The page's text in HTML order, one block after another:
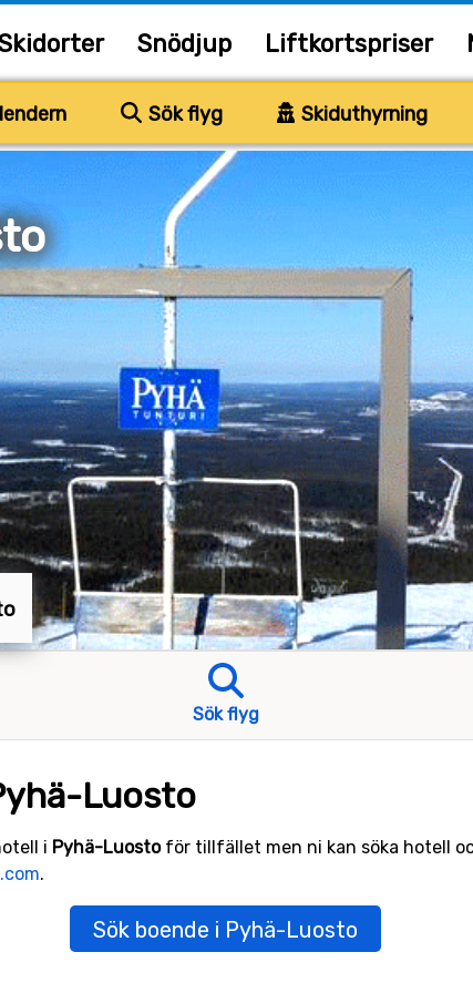
Snödjup Liftkortspriser
Sök flyg Skiduthyrning
Sök flyg
Luosto
i Pyhä-Luostoför tillfället men ni kan söka hotell
.
Sök boende i Pyhä-Luosto